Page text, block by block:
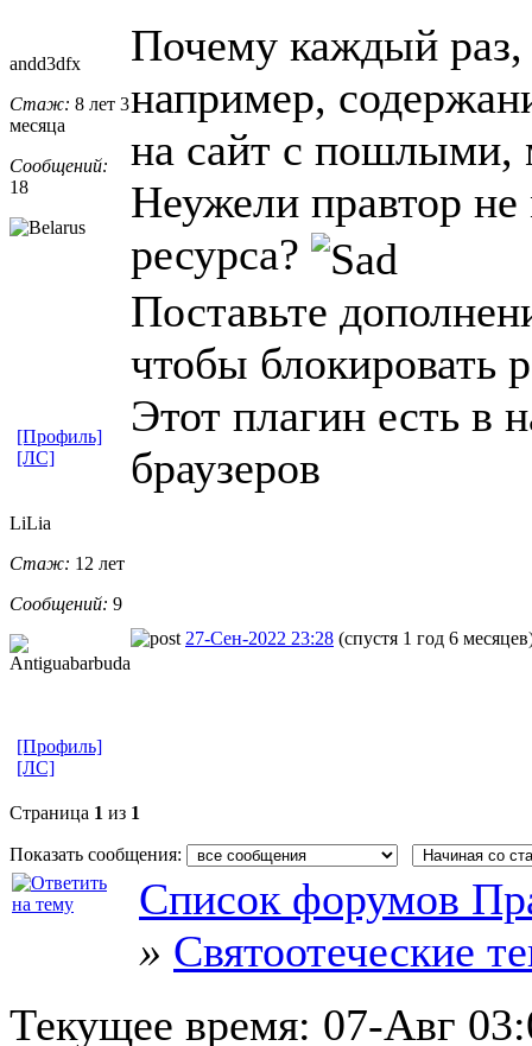
andd3dfx
Стаж: 8 лет 3
месяца
Сообщений:
18
Почему каждый раз,
например,
на сайт с пошлыми,
Неужели правтор
ресурса?
Поставьте
чтобы блокировать
Этот плагин есть в
браузеров
[Профиль]
[ЛС]
LiLia
Стаж: 12 лет
Сообщений: 9
27-Сен-2022 23:28 (спустя 1 год 6
[Профиль]
[ЛС]
Страница 1 из 1
Показать сообщения:
Список форумов
» Святоотеческие
Текущее время: 07-Авг